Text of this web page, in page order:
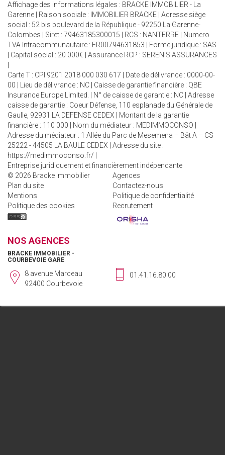
Affichage des informations légales : BRACKE IMMOBILIER - La
Garenne | Raison sociale : IMMOBILIER BRACKE | Adresse siège
social : 52 bis boulevard de la République - 92250 La Garenne-
Colombes | Siret : 79463185300015 | RCS : NANTERRE | Numero
TVA Intracommunautaire : FR00794631853 | Forme juridique : SAS
| Capital social : 20 000€ | Assurance RCP : SERENIS ASSURANCES
Carte T : CPI 9201 2018 000 030 617 | Date de délivrance : 0000-00-
00 | Lieu de délivrance : NC | Caisse de garantie financière : QBE
Insurance Europe Limited. | N° de caisse de garantie : NC | Adresse
caisse de garantie : Coeur Défense, 110 esplanade du Générale de
Gaulle, 92931 LA DEFENSE CEDEX | Montant de la garantie
financière : 110 000 | Nom du médiateur : MEDIMMOCONSO |
Adresse du médiateur : 1 Allée du Parc de Mesemena – Bât A – CS
25222 - 44505 LA BAULE CEDEX | Adresse du site :
https://medimmoconso.fr/
Entreprise juridiquement et financièrement indépendante
© 2026 Bracke Immobilier
Agences
Plan du site
Contactez-nous
Mentions
Politique de confidentialité
Politique des cookies
Recrutement
NOS AGENCES
BRACKE IMMOBILIER -
COURBEVOIE GARE
8 avenue Marceau
92400 Courbevoie
01.41.16.80.00